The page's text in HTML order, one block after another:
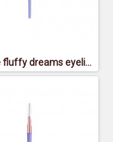
essence fluffy dreams eyeliner brush - เอสเซนส์ ฟลัฟฟี่ย์ ดรีมส์ อายไลเนอร์ บรัช